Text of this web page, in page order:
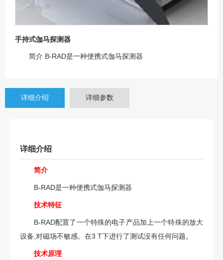
手持式伽马探测器
简介 B-RAD是一种便携式伽马探测器
详细介绍 详细参数
详细介绍
简介
B-RAD是一种便携式伽马探测器
技术特征
B-RAD配置了一个特殊的电子产品加上一个特殊的放大
设备,对磁场不敏感。在3 T下进行了测试没有任何问题。
技术原理